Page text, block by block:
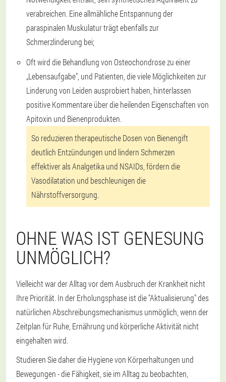
verabreichen. Eine allmähliche Entspannung der
paraspinalen Muskulatur trägt ebenfalls zur
Schmerzlinderung bei;
Oft wird die Behandlung von Osteochondrose zu einer
„Lebensaufgabe", und Patienten, die viele Möglichkeiten zur
Linderung von Leiden ausprobiert haben, hinterlassen
positive Kommentare über die heilenden Eigenschaften von
Apitoxin und Bienenprodukten.
So reduzieren therapeutische Dosen von Bienengift
deutlich Entzündungen und lindern Schmerzen
effektiver als Analgetika und NSAIDs, fördern die
Vasodilatation und beschleunigen die
Nährstoffversorgung.
OHNE WAS IST GENESUNG
UNMÖGLICH?
Vielleicht war der Alltag vor dem Ausbruch der Krankheit nicht
Ihre Priorität. In der Erholungsphase ist die "Aktualisierung" des
natürlichen Abschreibungsmechanismus unmöglich, wenn der
Zeitplan für Ruhe, Ernährung und körperliche Aktivität nicht
eingehalten wird.
Studieren Sie daher die Hygiene von Körperhaltungen und
Bewegungen - die Fähigkeit, sie im Alltag zu beobachten,